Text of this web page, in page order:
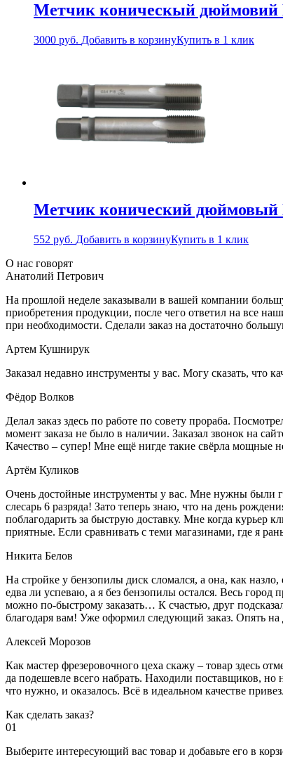
Метчик коническый
3000 руб. Добавить в корзинуКупить в 1 клик
Метчик конический
552 руб. Добавить в корзинуКупить в 1 клик
О нас говорят
Анатолий Петрович
На прошлой неделе заказывали в вашей компании
приобретения продукции, после чего ответил на все
при необходимости. Сделали заказ на достаточно
Артем Кушнирук
Заказал недавно инструменты у вас. Могу сказать, что
Фёдор Волков
Делал заказ здесь по работе по совету прораба.
момент заказа не было в наличии. Заказал звонок на
Качество – супер! Мне ещё нигде такие свёрла мощные
Артём Куликов
Очень достойные инструменты у вас. Мне нужны были
слесарь 6 разряда! Зато теперь знаю, что на день
поблагодарить за быструю доставку. Мне когда курьер
приятные. Если сравнивать с теми магазинами, где я
Никита Белов
На стройке у бензопилы диск сломался, а она, как
едва ли успеваю, а я без бензопилы остался. Весь
можно по-быстрому заказать… К счастью, друг
благодаря вам! Уже оформил следующий заказ. Опять на
Алексей Морозов
Как мастер фрезеровочного цеха скажу – товар здесь
да подешевле всего набрать. Находили поставщиков,
что нужно, и оказалось. Всё в идеальном качестве
Как сделать заказ?
01
Выберите интересующий вас товар и добавьте его в